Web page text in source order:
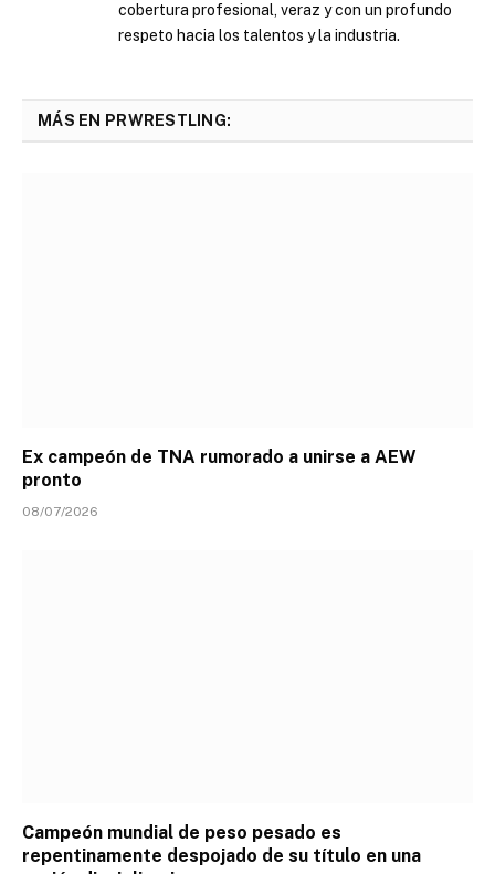
cobertura profesional, veraz y con un profundo
respeto hacia los talentos y la industria.
MÁS EN PRWRESTLING:
Ex campeón de TNA rumorado a unirse a AEW
pronto
08/07/2026
Campeón mundial de peso pesado es
repentinamente despojado de su título en una